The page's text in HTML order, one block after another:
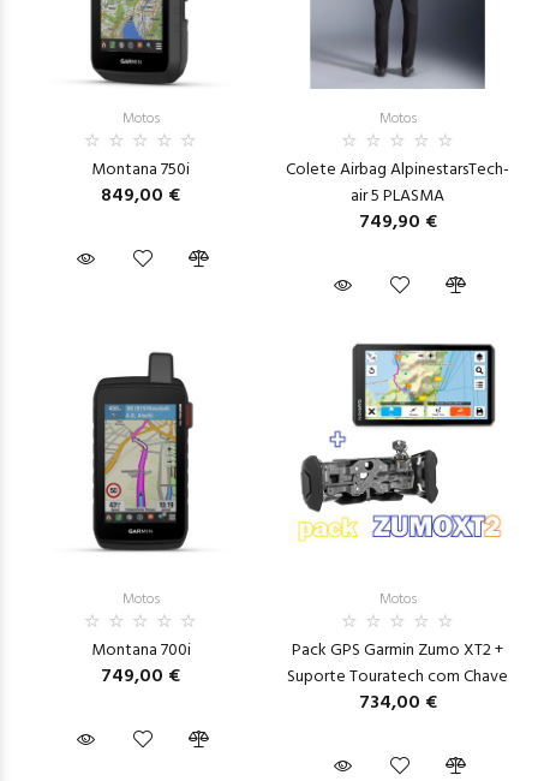
Motos
Montana 750i
849,00 €
Motos
Colete Airbag AlpinestarsTech-
air 5 PLASMA
749,90 €
Motos
Montana 700i
749,00 €
Motos
Pack GPS Garmin Zumo XT2 +
Suporte Touratech com Chave
734,00 €